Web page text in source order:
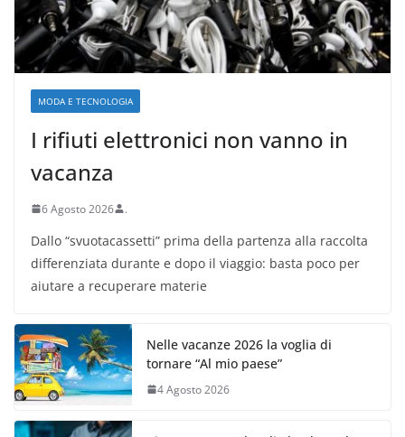
MODA E TECNOLOGIA
I rifiuti elettronici non vanno in
vacanza
6 Agosto 2026 .
Dallo “svuotacassetti” prima della partenza alla raccolta
differenziata durante e dopo il viaggio: basta poco per
aiutare a recuperare materie
Nelle vacanze 2026 la voglia di
tornare “Al mio paese”
4 Agosto 2026